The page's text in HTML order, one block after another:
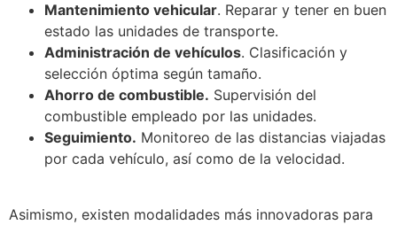
Mantenimiento vehicular. Reparar y tener en buen
estado las unidades de transporte.
Administración de vehículos. Clasificación y
selección óptima según tamaño.
Ahorro de combustible. Supervisión del
combustible empleado por las unidades.
Seguimiento. Monitoreo de las distancias viajadas
por cada vehículo, así como de la velocidad.
Asimismo, existen modalidades más innovadoras para